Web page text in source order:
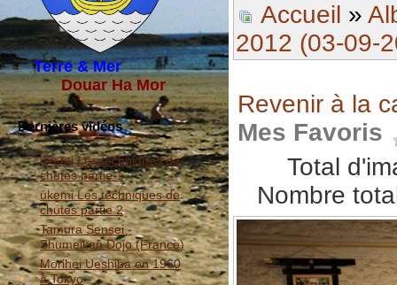
Terre & Mer
Douar Ha Mor
Dernières vidéos
ukemi Les techniques de
chutes partie 1
ukemi Les techniques de
chutes partie 2
Tamura Sensei -
Shumeikan Dojo (France)
Morihei Ueshiba en 1960
à Tokyo
Accueil »
2012 (03-09-
Revenir à la
Mes Favoris
Total
Nombre